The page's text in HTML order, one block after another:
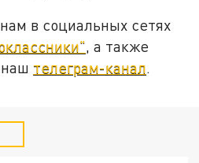
в социальных сетях
, а также
телеграм-канал.